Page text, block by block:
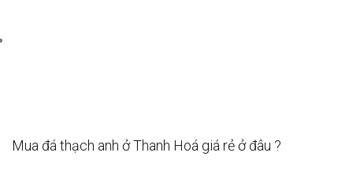
Mua đá thạch anh ở Thanh Hoá giá rẻ ở đâu ?